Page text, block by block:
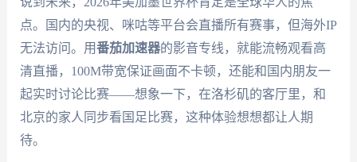
点。国内的央视、咪咕等平台会直播所有赛事，但海外IP
无法访问。用番茄加速器的影音专线，就能流畅观看高
清直播，100M带宽保证画面不卡顿，还能和国内朋友一
起实时讨论比赛——想象一下，在洛杉矶的客厅里，和
北京的家人同步看国足比赛，这种体验想想都让人期
待。